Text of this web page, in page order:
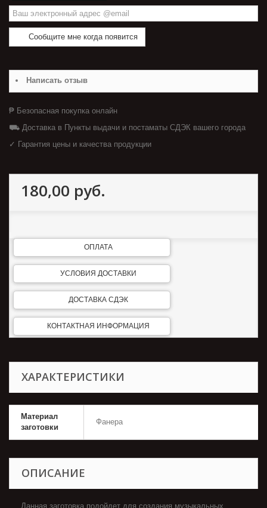
Сообщите мне когда появится
Написать отзыв
₱ Безопасная покупка онлайн
⛟ Доставка в Пункты выдачи и постаматы СДЭК вашего города
✓ Гарантия цены и качества продукции
180,00 руб.
ОПЛАТА
УСЛОВИЯ ДОСТАВКИ
ДОСТАВКА СДЭК
КОНТАКТНАЯ ИНФОРМАЦИЯ
ХАРАКТЕРИСТИКИ
Материал
заготовки
Фанера
ОПИСАНИЕ
Данная заготовка подойдет для создания музыкальных